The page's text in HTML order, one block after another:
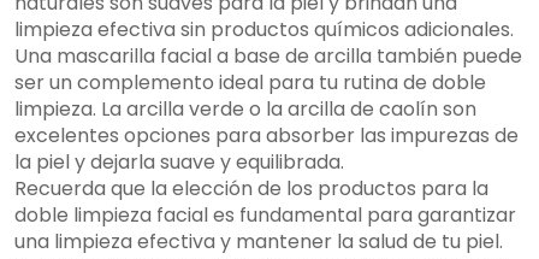
limpieza efectiva sin productos químicos adicionales.
Una mascarilla facial a base de arcilla también puede
ser un complemento ideal para tu rutina de doble
limpieza. La arcilla verde o la arcilla de caolín son
excelentes opciones para absorber las impurezas de
la piel y dejarla suave y equilibrada.
Recuerda que la elección de los productos para la
doble limpieza facial es fundamental para garantizar
una limpieza efectiva y mantener la salud de tu piel.